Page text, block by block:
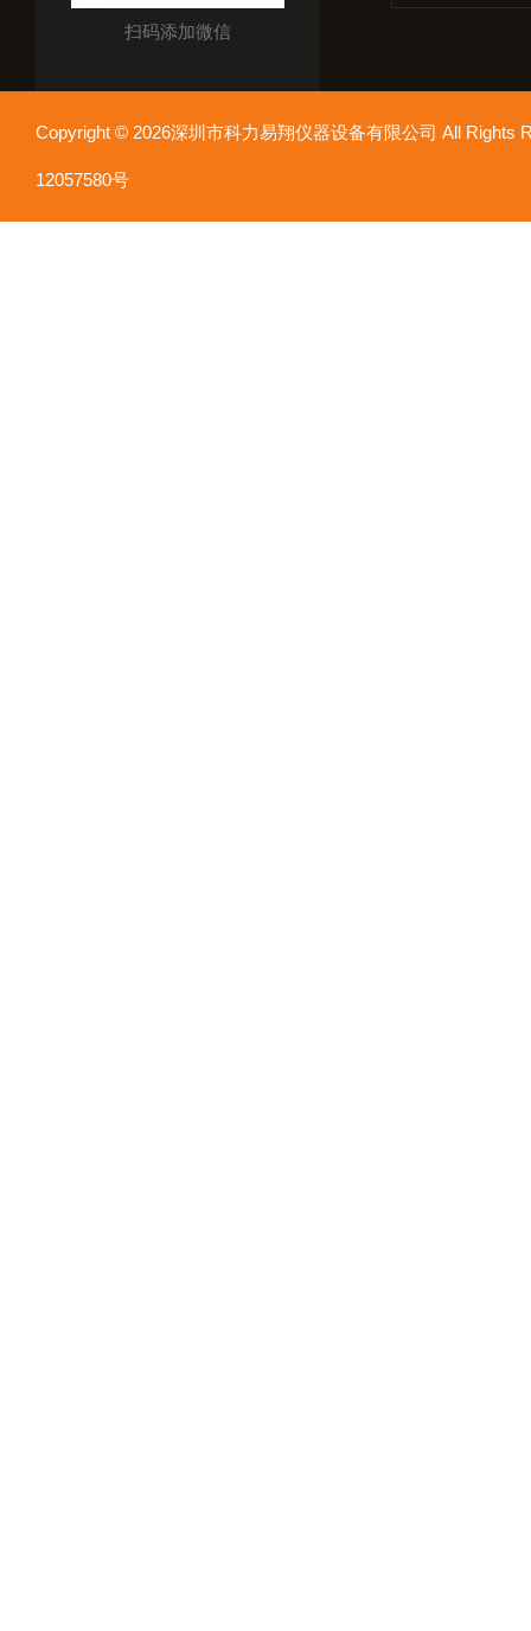
扫码添加微信
Copyright © 2026深圳市科力易翔仪器设备有限公司 All
12057580号